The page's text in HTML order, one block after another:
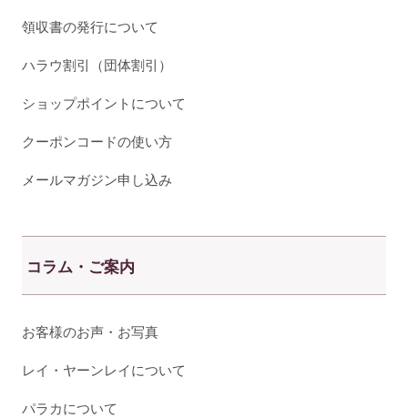
領収書の発行について
ハラウ割引（団体割引）
ショップポイントについて
クーポンコードの使い方
メールマガジン申し込み
コラム・ご案内
お客様のお声・お写真
レイ・ヤーンレイについて
パラカについて